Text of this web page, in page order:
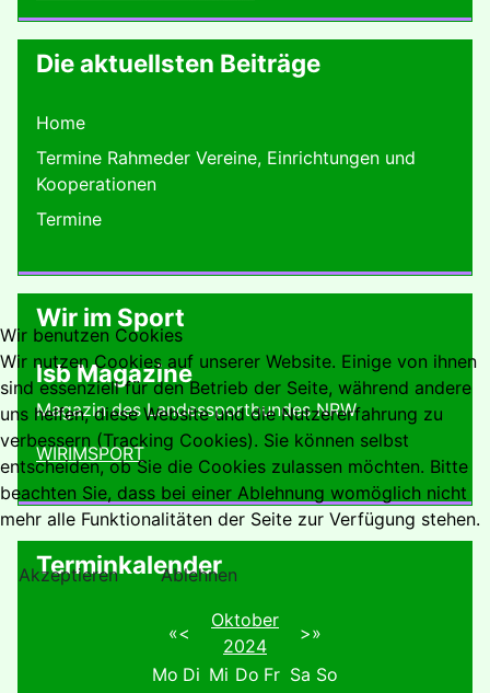
Terminkalender
«<
Oktober
2024
>»
Mo Di Mi Do Fr Sa So
Die aktuellsten Beiträge
Home
Termine Rahmeder Vereine, Einrichtungen und
Kooperationen
Termine
Wir im Sport
lsb Magazine
Magazin des Landessportbundes NRW
WIRIMSPORT
Wir benutzen Cookies
Wir nutzen Cookies auf unserer Website. Einige von ihnen
sind essenziell für den Betrieb der Seite, während andere
uns helfen, diese Website und die Nutzererfahrung zu
verbessern (Tracking Cookies). Sie können selbst
entscheiden, ob Sie die Cookies zulassen möchten. Bitte
beachten Sie, dass bei einer Ablehnung womöglich nicht
mehr alle Funktionalitäten der Seite zur Verfügung stehen.
Akzeptieren Ablehnen